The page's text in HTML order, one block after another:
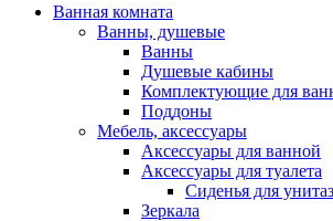
Ванная комната
Ванны, душевые
Ванны
Душевые кабины
Комплектующие для
Поддоны
Мебель, аксессуары
Аксессуары для ванной
Аксессуары для туалета
Сиденья для
Зеркала